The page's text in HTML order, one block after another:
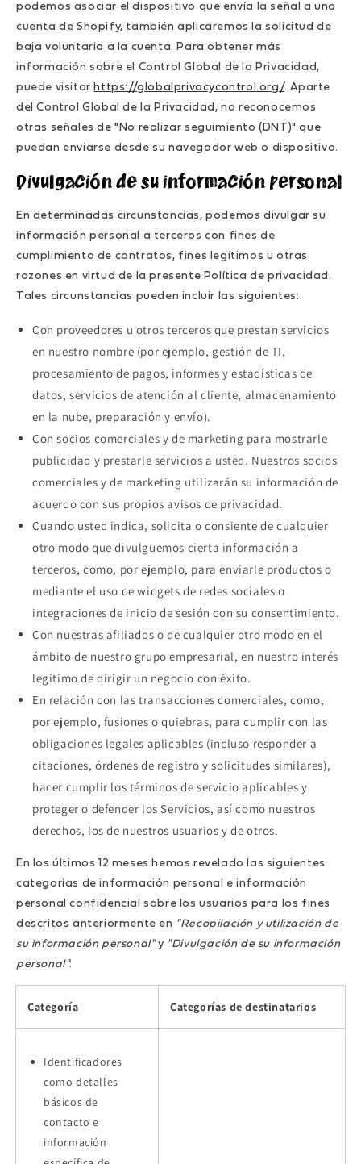
podemos asociar el dispositivo que envía la señal a una
cuenta de Shopify, también aplicaremos la solicitud de
baja voluntaria a la cuenta. Para obtener más
información sobre el Control Global de la Privacidad,
puede visitar https://globalprivacycontrol.org/. Aparte
del Control Global de la Privacidad, no reconocemos
otras señales de "No realizar seguimiento (DNT)" que
puedan enviarse desde su navegador web o dispositivo.
Divulgación de su información personal
En determinadas circunstancias, podemos divulgar su
información personal a terceros con fines de
cumplimiento de contratos, fines legítimos u otras
razones en virtud de la presente Política de privacidad.
Tales circunstancias pueden incluir las siguientes:
Con proveedores u otros terceros que prestan servicios
en nuestro nombre (por ejemplo, gestión de TI,
procesamiento de pagos, informes y estadísticas de
datos, servicios de atención al cliente, almacenamiento
en la nube, preparación y envío).
Con socios comerciales y de marketing para mostrarle
publicidad y prestarle servicios a usted. Nuestros socios
comerciales y de marketing utilizarán su información de
acuerdo con sus propios avisos de privacidad.
Cuando usted indica, solicita o consiente de cualquier
otro modo que divulguemos cierta información a
terceros, como, por ejemplo, para enviarle productos o
mediante el uso de widgets de redes sociales o
integraciones de inicio de sesión con su consentimiento.
Con nuestras afiliados o de cualquier otro modo en el
ámbito de nuestro grupo empresarial, en nuestro interés
legítimo de dirigir un negocio con éxito.
En relación con las transacciones comerciales, como,
por ejemplo, fusiones o quiebras, para cumplir con las
obligaciones legales aplicables (incluso responder a
citaciones, órdenes de registro y solicitudes similares),
hacer cumplir los términos de servicio aplicables y
proteger o defender los Servicios, así como nuestros
derechos, los de nuestros usuarios y de otros.
En los últimos 12 meses hemos revelado las siguientes
categorías de información personal e información
personal confidencial sobre los usuarios para los fines
descritos anteriormente en "Recopilación y utilización de
su información personal"y "Divulgación de su información
personal":
Categoría Categorías de destinatarios
Identificadores
como detalles
básicos de
contacto e
información